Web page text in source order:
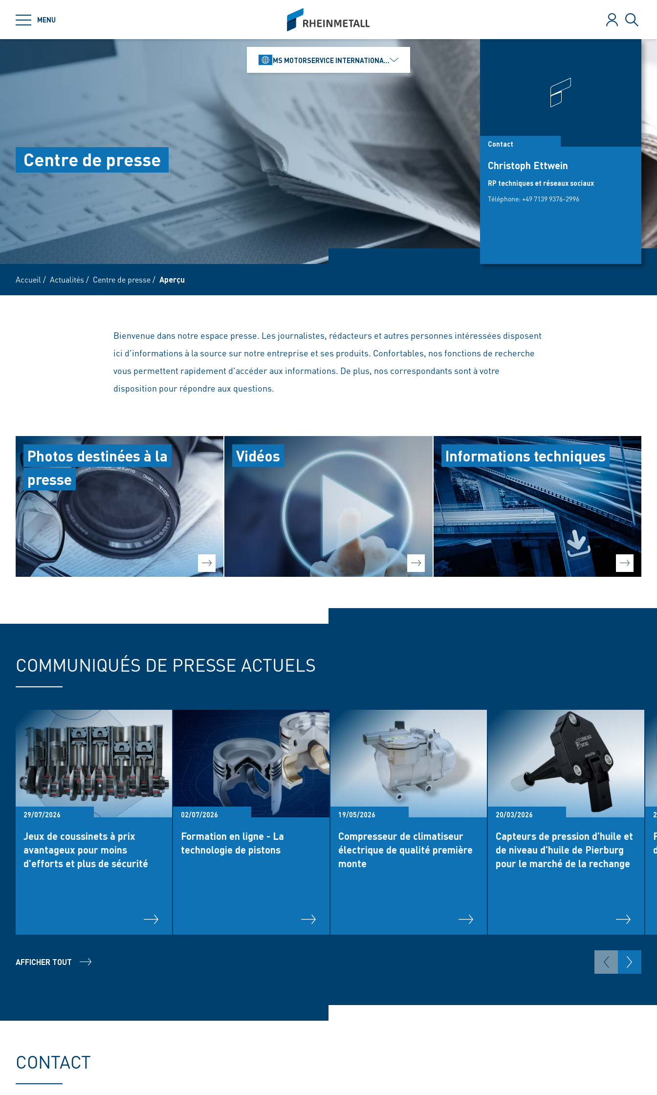
MENU
siteLogo
Se connecter
MS MOTORSERVICE INTERNATIONAL GMBH
Contact
Christoph Ettwein
RP techniques et réseaux sociaux
Téléphone: +49 7139 9376-2996
Centre de presse
Accueil / Actualités / Centre de presse/ Aperçu
Bienvenue dans notre espace presse. Les journalistes, rédacteurs et autres personnes intéressées disposent
ici d'informations à la source sur notre entreprise et ses produits. Confortables, nos fonctions de recherche
vous permettent rapidement d'accéder aux informations. De plus, nos correspondants sont à votre
disposition pour répondre aux questions.
Photos destinées à la
presse
Vidéos Informations techniques
COMMUNIQUÉS DE PRESSE ACTUELS
29/07/2026
Jeux de coussinets à prix
avantageux pour moins
d'efforts et plus de sécurité
02/07/2026
Formation en ligne - La
technologie de pistons
19/05/2026
Compresseur de climatiseur
électrique de qualité première
monte
20/03/2026
Capteurs de pression d'huile et
de niveau d'huile de Pierburg
pour le marché de la rechange
AFFICHER TOUT
CONTACT